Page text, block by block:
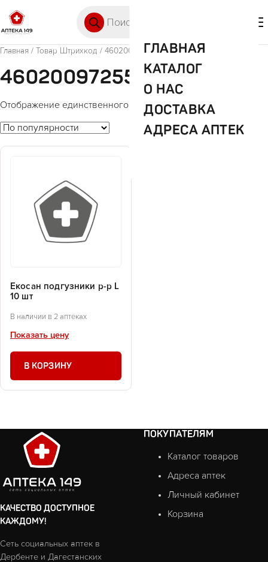
ГЛАВНАЯ
КАТАЛОГ
О НАС
ДОСТАВКА
АДРЕСА АПТЕК
Главная / Товар Штрихкод / 4602009725500
4602009725500
Отображение единственного товара
Екосан подгузники р-р L
10 шт
В наличии в 2 аптеках
Показать цену
В КОРЗИНУ
КАЧЕСТВО ДОСТУПНОЕ
КАЖДОМУ!
Сеть социальных аптек в
Дербенте и Дагестанских
ПОКУПАТЕЛЯМ
Каталог товаров
Адреса аптек
Личный кабинет
Корзина